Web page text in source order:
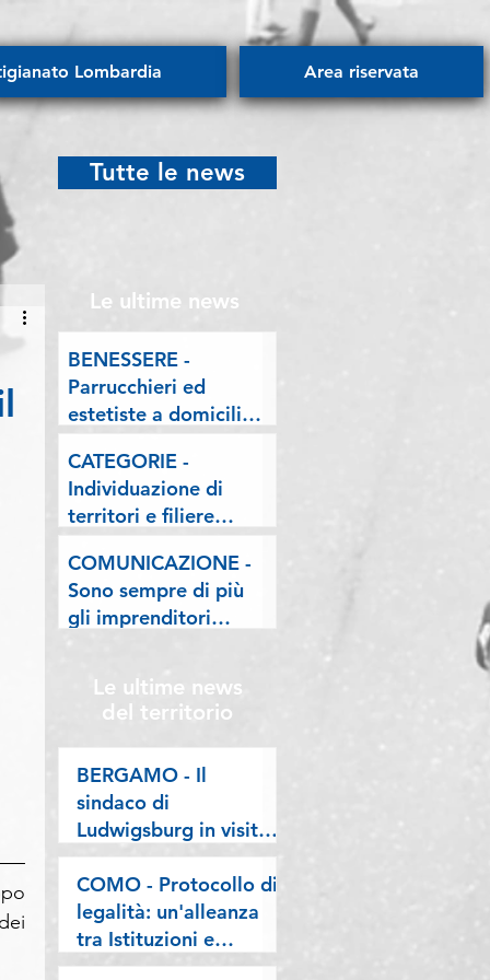
Lombardia Area riservata
Tutte le news
Le ultime news
BENESSERE -
Parrucchieri ed
estetiste a domicilio.
Esposto delle
Associazioni artigiane
lombarde: "Le regole
valgano per tutti"
CATEGORIE -
Individuazione di
territori e filiere
pilota nell'ambito del
"Programma V.E.R.A.
– Ecodesign etico e
valorizzazione delle
COMUNICAZIONE -
Sono sempre di più
gli imprenditori
Lombardia, la nostra
riflessione sulla
stampa
Le ultime news
del territorio
BERGAMO - Il
sindaco di
Ludwigsburg in visita
a Confartigianato
Bergamo: si rafforza
una collaborazione
lunga oltre vent’anni
COMO - Protocollo di
legalità: un'alleanza
tra Istituzioni e
imprese per difendere